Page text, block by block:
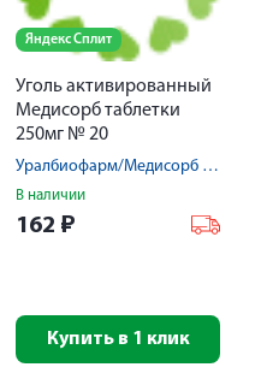
Яндекс Сплит
Уголь активированный
Медисорб таблетки
250мг № 20
Уралбиофарм/Медисорб АО
В наличии
162 ₽
Купить в 1 клик